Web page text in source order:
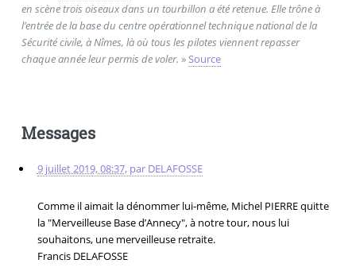
en scène trois oiseaux dans un tourbillon a été retenue. Elle trône à
l’entrée de la base du centre opérationnel technique national de la
Sécurité civile, à Nîmes, là où tous les pilotes viennent repasser
chaque année leur permis de voler. »Source
Messages
9 juillet 2019, 08:37, par DELAFOSSE
Comme il aimait la dénommer lui-même, Michel PIERRE quitte
la "Merveilleuse Base d’Annecy", à notre tour, nous lui
souhaitons, une merveilleuse retraite.
Francis DELAFOSSE‌